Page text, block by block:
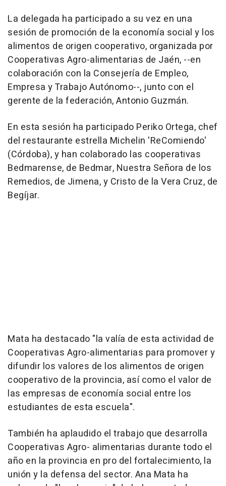
La delegada ha participado a su vez en una
sesión de promoción de la economía social y los
alimentos de origen cooperativo, organizada por
Cooperativas Agro-alimentarias de Jaén, --en
colaboración con la Consejería de Empleo,
Empresa y Trabajo Autónomo--, junto con el
gerente de la federación, Antonio Guzmán.
En esta sesión ha participado Periko Ortega, chef
del restaurante estrella Michelin 'ReComiendo'
(Córdoba), y han colaborado las cooperativas
Bedmarense, de Bedmar, Nuestra Señora de los
Remedios, de Jimena, y Cristo de la Vera Cruz, de
Begíjar.
Mata ha destacado "la valía de esta actividad de
Cooperativas Agro-alimentarias para promover y
difundir los valores de los alimentos de origen
cooperativo de la provincia, así como el valor de
las empresas de economía social entre los
estudiantes de esta escuela".
También ha aplaudido el trabajo que desarrolla
Cooperativas Agro- alimentarias durante todo el
año en la provincia en pro del fortalecimiento, la
unión y la defensa del sector. Ana Mata ha